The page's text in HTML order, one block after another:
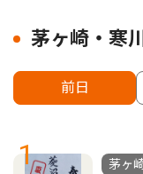
茅ヶ崎・寒
前日
1
茅ヶ